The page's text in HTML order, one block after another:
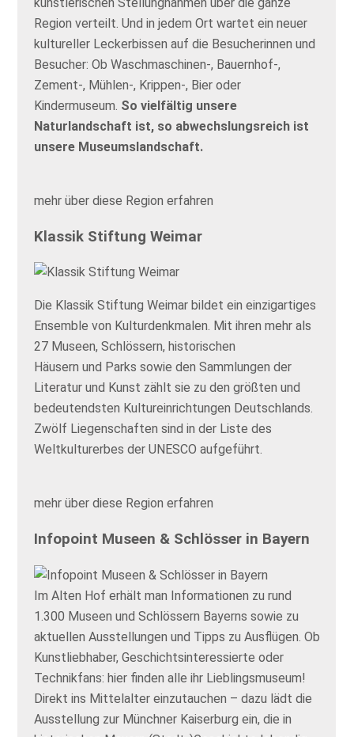
Region verteilt. Und in jedem Ort wartet ein neuer
kultureller Leckerbissen auf die Besucherinnen und
Besucher: Ob Waschmaschinen-, Bauernhof-,
Zement-, Mühlen-, Krippen-, Bier oder
Kindermuseum. So vielfältig unsere
Naturlandschaft ist, so abwechslungsreich ist
unsere Museumslandschaft.
mehr über diese Region erfahren
Klassik Stiftung Weimar
Die Klassik Stiftung Weimar bildet ein einzigartiges
Ensemble von Kulturdenkmalen. Mit ihren mehr als
27 Museen, Schlössern, historischen
Häusern und Parks sowie den Sammlungen der
Literatur und Kunst zählt sie zu den größten und
bedeutendsten Kultureinrichtungen Deutschlands.
Zwölf Liegenschaften sind in der Liste des
Weltkulturerbes der UNESCO aufgeführt.
mehr über diese Region erfahren
Infopoint Museen & Schlösser in Bayern
Im Alten Hof erhält man Informationen zu rund
1.300 Museen und Schlössern Bayerns sowie zu
aktuellen Ausstellungen und Tipps zu Ausflügen. Ob
Kunstliebhaber, Geschichtsinteressierte oder
Technikfans: hier finden alle ihr Lieblingsmuseum!
Direkt ins Mittelalter einzutauchen – dazu lädt die
Ausstellung zur Münchner Kaiserburg ein, die in